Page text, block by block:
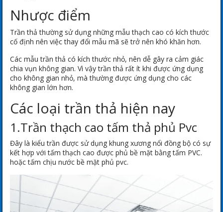
Nhược điểm
Trần thả thường sử dụng những mẫu thạch cao có kích thước
cố định nên việc thay đổi mẫu mã sẽ trở nên khó khăn hơn.
Các mẫu trần thả có kích thước nhỏ, nên dễ gây ra cảm giác
chia vụn không gian. Vì vậy trần thả rất ít khi được ứng dụng
cho không gian nhỏ, mà thường được ứng dụng cho các
không gian lớn hơn.
Các loại trần thả hiện nay
1.Trần thạch cao tấm thả phủ Pvc
Đây là kiểu trần được sử dụng khung xương nổi đồng bộ có sự
kết hợp với tấm thạch cao được phủ bề mặt bằng tấm PVC.
hoặc tấm chịu nước bề mặt phủ pvc.